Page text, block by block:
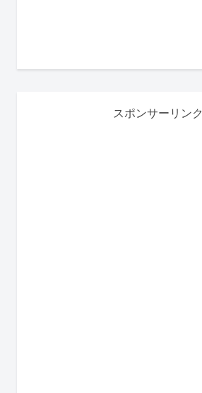
スポンサーリンク